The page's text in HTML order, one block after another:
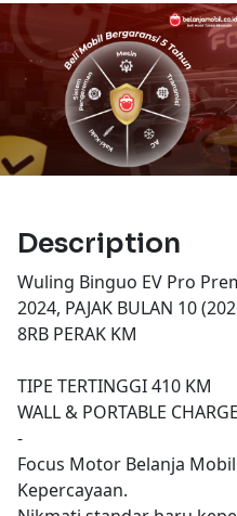
Description
Wuling Binguo EV Pro
2024, PAJAK BULAN 10
8RB PERAK KM
TIPE TERTINGGI 410 KM
WALL & PORTABLE
-
Focus Motor Belanja
Kepercayaan.